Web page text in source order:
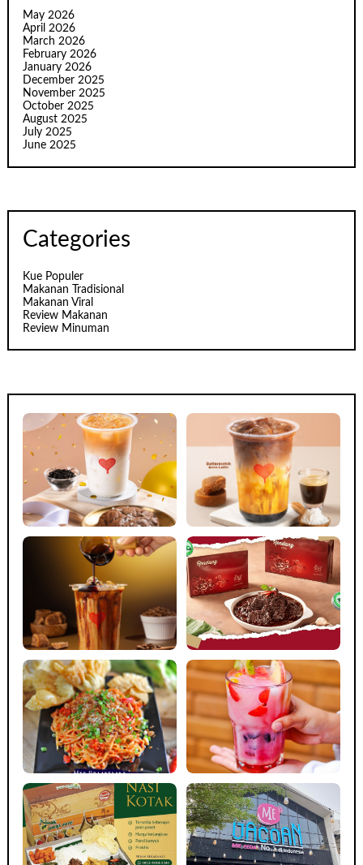
May 2026
April 2026
March 2026
February 2026
January 2026
December 2025
November 2025
October 2025
August 2025
July 2025
June 2025
Categories
Kue Populer
Makanan Tradisional
Makanan Viral
Review Makanan
Review Minuman